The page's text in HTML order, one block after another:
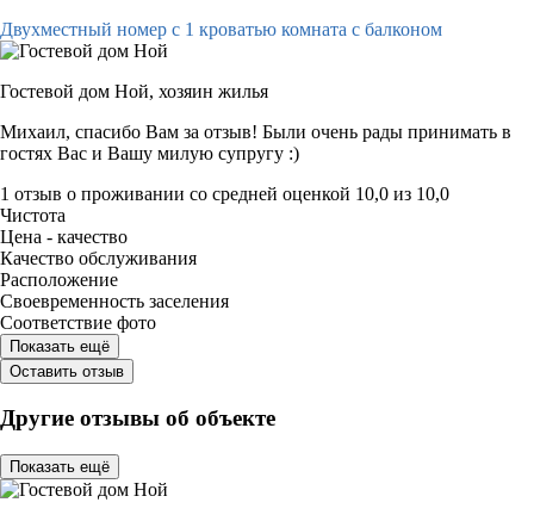
Двухместный номер с 1 кроватью комната с балконом
Гостевой дом Ной, хозяин жилья
Михаил, спасибо Вам за отзыв! Были очень рады принимать в
гостях Вас и Вашу милую супругу :)
1 отзыв о проживании со средней оценкой 10,0 из 10,0
Чистота
Цена - качество
Качество обслуживания
Расположение
Своевременность заселения
Соответствие фото
Показать ещё
Оставить отзыв
Другие отзывы об объекте
Показать ещё